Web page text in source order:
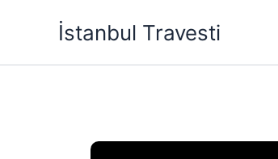
İstanbul Travesti